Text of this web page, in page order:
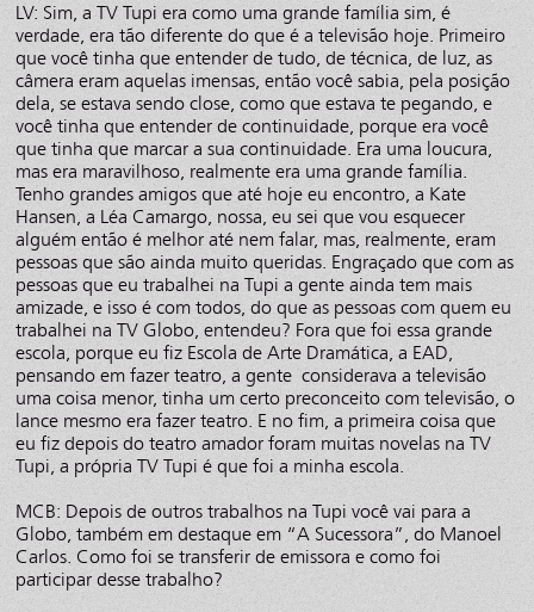
LV: Sim, a TV Tupi era como uma grande família sim, é
verdade, era tão diferente do que é a televisão hoje. Primeiro
que você tinha que entender de tudo, de técnica, de luz, as
câmera eram aquelas imensas, então você sabia, pela posição
dela, se estava sendo close, como que estava te pegando, e
você tinha que entender de continuidade, porque era você
que tinha que marcar a sua continuidade. Era uma loucura,
mas era maravilhoso, realmente era uma grande família.
Tenho grandes amigos que até hoje eu encontro, a Kate
Hansen, a Léa Camargo, nossa, eu sei que vou esquecer
alguém então é melhor até nem falar, mas, realmente, eram
pessoas que são ainda muito queridas. Engraçado que com as
pessoas que eu trabalhei na Tupi a gente ainda tem mais
amizade, e isso é com todos, do que as pessoas com quem eu
trabalhei na TV Globo, entendeu? Fora que foi essa grande
escola, porque eu fiz Escola de Arte Dramática, a EAD,
pensando em fazer teatro, a gente considerava a televisão
uma coisa menor, tinha um certo preconceito com televisão, o
lance mesmo era fazer teatro. E no fim, a primeira coisa que
eu fiz depois do teatro amador foram muitas novelas na TV
Tupi, a própria TV Tupi é que foi a minha escola.
MCB: Depois de outros trabalhos na Tupi você vai para a
Globo, também em destaque em “A Sucessora”, do Manoel
Carlos. Como foi se transferir de emissora e como foi
participar desse trabalho?